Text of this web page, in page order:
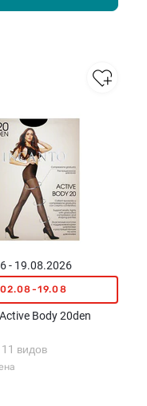
- 19.08.2026
02.08-19.08
Body 20den
видов